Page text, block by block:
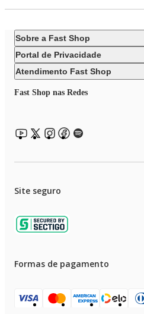
Sobre a Fast Shop
Portal de Privacidade
Atendimento Fast Shop
Fast Shop nas Redes
Site seguro
Formas de pagamento